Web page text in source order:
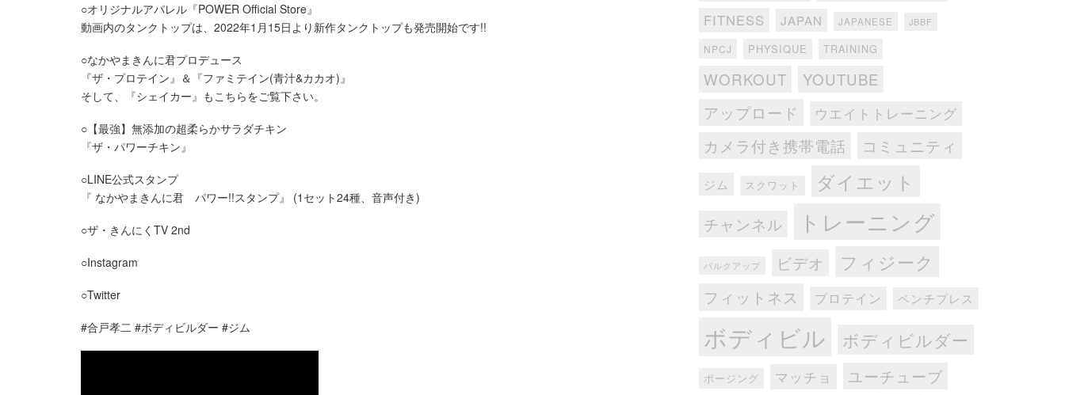
○オリジナルアパレル『POWER Official Store』
動画内のタンクトップは、2022年1月15日より新作タンクトップも発売開始です!!
○なかやまきんに君プロデュース
『ザ・プロテイン』＆『ファミテイン(青汁&カカオ)』
そして、『シェイカー』もこちらをご覧下さい。
○【最強】無添加の超柔らかサラダチキン
『ザ・パワーチキン』
○LINE公式スタンプ
『 なかやまきんに君 パワー!!スタンプ』 (1セット24種、音声付き)
○ザ・きんにくTV 2nd
○Instagram
○Twitter
#合戸孝二 #ボディビルダー #ジム
FITNESS JAPAN JAPANESE JBBF
NPCJ PHYSIQUE TRAINING
WORKOUT
YOUTUBE
アップロード
ウエイトトレーニング
カメラ付き携帯電話 コミュニティ
ジム スクワット ダイエット
チャンネル トレーニング
バルクアップ ビデオ フィジーク
フィットネス プロテイン ベンチプレス
ボディビル ボディビルダー
ポージング マッチョ ユーチューブ